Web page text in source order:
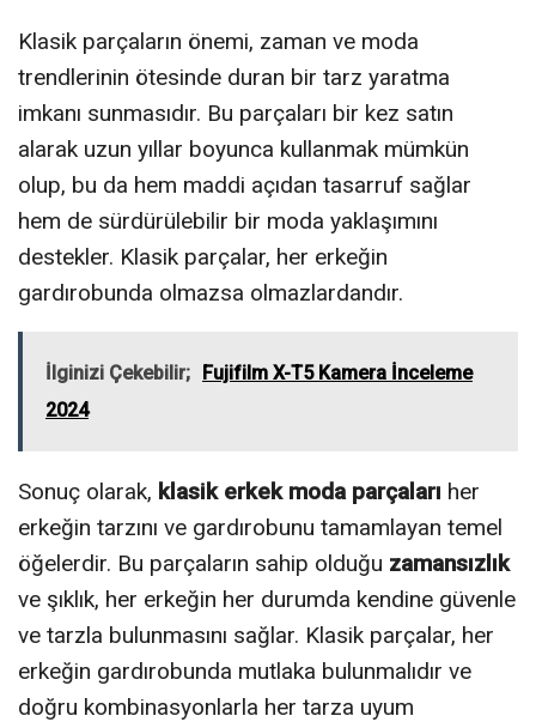
Klasik parçaların önemi, zaman ve moda
trendlerinin ötesinde duran bir tarz yaratma
imkanı sunmasıdır. Bu parçaları bir kez satın
alarak uzun yıllar boyunca kullanmak mümkün
olup, bu da hem maddi açıdan tasarruf sağlar
hem de sürdürülebilir bir moda yaklaşımını
destekler. Klasik parçalar, her erkeğin
gardırobunda olmazsa olmazlardandır.
İlginizi Çekebilir; Fujifilm X-T5 Kamera İnceleme
2024
Sonuç olarak, klasik erkek moda parçaları her
erkeğin tarzını ve gardırobunu tamamlayan temel
öğelerdir. Bu parçaların sahip olduğu zamansızlık
ve şıklık, her erkeğin her durumda kendine güvenle
ve tarzla bulunmasını sağlar. Klasik parçalar, her
erkeğin gardırobunda mutlaka bulunmalıdır ve
doğru kombinasyonlarla her tarza uyum